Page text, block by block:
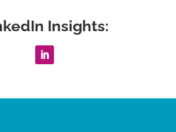
Insights: